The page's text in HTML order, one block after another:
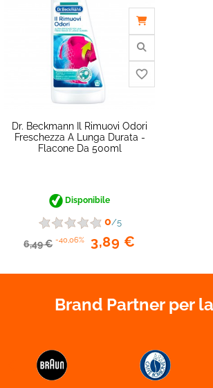
Dr. Beckmann Il Rimuovi Odori
Freschezza A Lunga Durata -
Flacone Da 500ml
Disponibile
0/5
6,49 € -40,06% 3,89 €
Brand Partner per